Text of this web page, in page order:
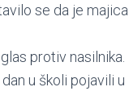
se da je majica
protiv nasilnika.
u školi pojavili u